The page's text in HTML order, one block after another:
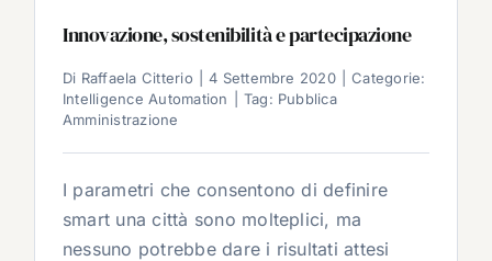
Innovazione, sostenibilità e partecipazione
Di Raffaela Citterio 4 Settembre 2020
Categorie:
Intelligence Automation
Tag: Pubblica
Amministrazione
I parametri che consentono di definire
smart una città sono molteplici, ma
nessuno potrebbe dare i risultati attesi